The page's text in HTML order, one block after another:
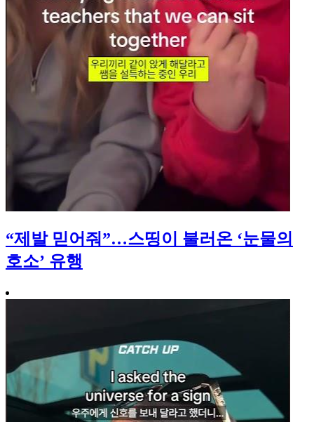
“제발 믿어줘”…스띵이 불러온 ‘눈물의
호소’ 유행